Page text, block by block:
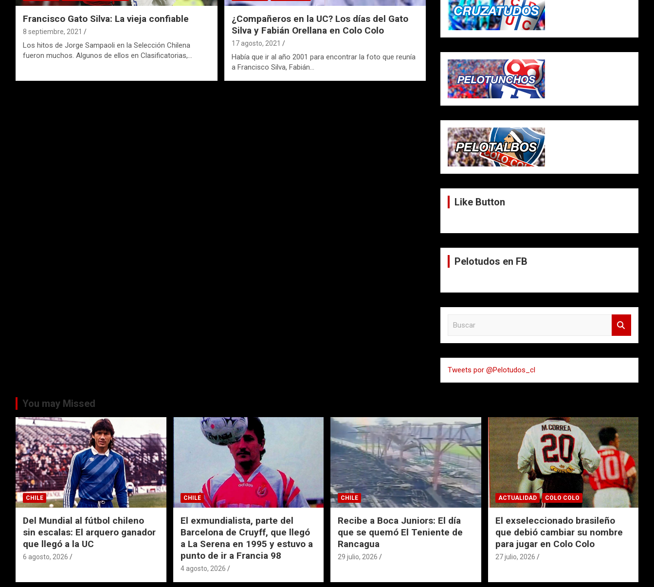
Francisco Gato Silva: La vieja confiable
8 septiembre, 2021
Los hitos de Jorge Sampaoli en la Selección Chilena
fueron muchos. Algunos de ellos en Clasificatorias,…
¿Compañeros en la UC? Los días del Gato
Silva y Fabián Orellana en Colo Colo
17 agosto, 2021
Había que ir al año 2001 para encontrar la foto que reunía
a Francisco Silva, Fabián…
Like Button
Pelotudos en FB
a
r
Tweets por @Pelotudos_cl
You may Missed
CHILE
Del Mundial al fútbol chileno
sin escalas: El arquero ganador
que llegó a la UC
6 agosto, 2026
CHILE
El exmundialista, parte del
Barcelona de Cruyff, que llegó
a La Serena en 1995 y estuvo a
punto de ir a Francia 98
4 agosto, 2026
CHILE
Recibe a Boca Juniors: El día
que se quemó El Teniente de
Rancagua
29 julio, 2026
ACTUALIDAD COLO COLO
El exseleccionado brasileño
que debió cambiar su nombre
para jugar en Colo Colo
27 julio, 2026